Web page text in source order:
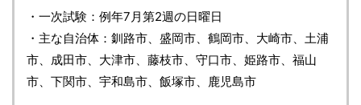
・一次試験：例年7月第2週の日曜日
・主な自治体：釧路市、盛岡市、鶴岡市、大崎市、土浦
市、成田市、大津市、藤枝市、守口市、姫路市、福山
市、下関市、宇和島市、飯塚市、鹿児島市